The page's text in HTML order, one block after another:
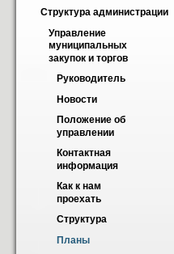
Структура администрации
Управление
муниципальных
закупок и торгов
Руководитель
Новости
Положение об
управлении
Контактная
информация
Как к нам
проехать
Структура
Планы